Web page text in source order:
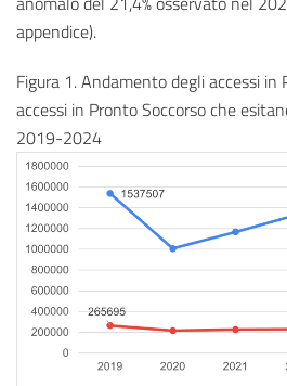
appendice).
Figura 1. Andamento degli accessi in
accessi in Pronto Soccorso che
2019-2024